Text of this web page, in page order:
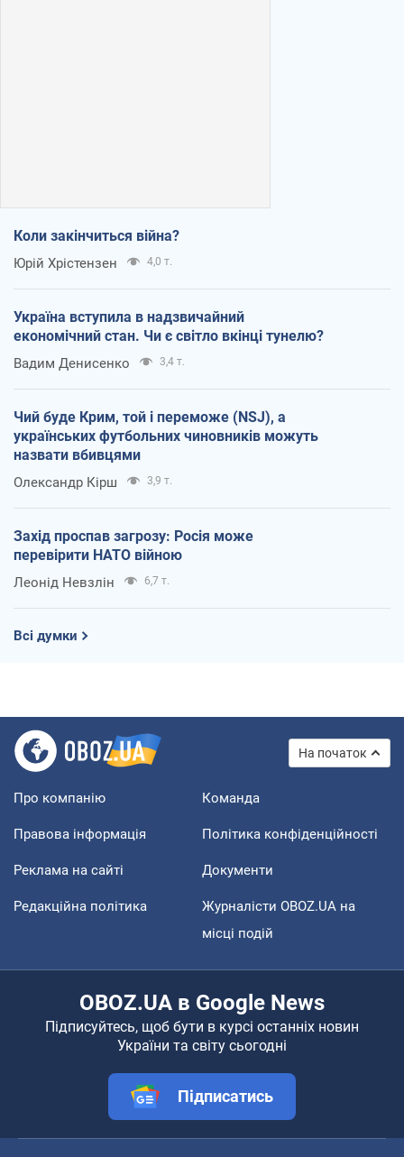
Коли закінчиться війна?
Юрій Хрістензен 4,0 т.
Україна вступила в надзвичайний
економічний стан. Чи є світло вкінці тунелю?
Вадим Денисенко 3,4 т.
Чий буде Крим, той і переможе (NSJ), а
українських футбольних чиновників можуть
назвати вбивцями
Олександр Кірш 3,9 т.
Захід проспав загрозу: Росія може
перевірити НАТО війною
Леонід Невзлін 6,7 т.
Всі думки
На початок
Про компанію Команда
Правова інформація Політика конфіденційності
Реклама на сайті Документи
Редакційна політика
Журналісти OBOZ.UA на
місці подій
OBOZ.UA в Google News
Підписуйтесь, щоб бути в курсі останніх новин
України та світу сьогодні
Підписатись